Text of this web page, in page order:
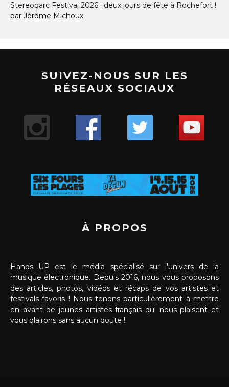
Stereoparc Festival 2026 : deux jours de fête à Rochefort !
par Jérôme Michoux
SUIVEZ-NOUS SUR LES
RÉSEAUX SOCIAUX
À PROPOS
Hands UP est le média spécialisé sur l'univers de la
musique électronique. Depuis 2016, nous vous proposons
des articles, photos, vidéos et récaps de vos artistes et
festivals favoris ! Nous tenons particulièrement à mettre
en avant de jeunes artistes français qui nous plaisent et
vous plairons sans aucun doute !